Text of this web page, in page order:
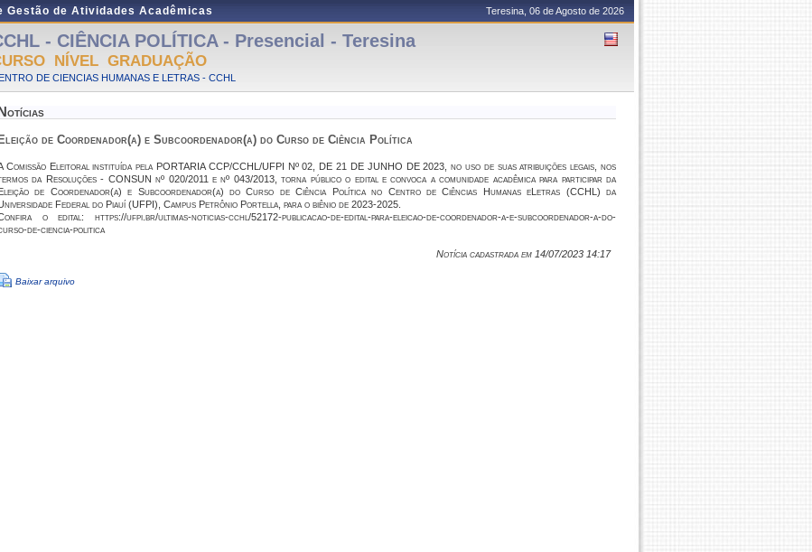
Gestão de Atividades Acadêmicas Teresina, 06 de Agosto de 2026
- CIÊNCIA POLÍTICA - Presencial - Teresina
NÍVEL GRADUAÇÃO
DE CIENCIAS HUMANAS E LETRAS - CCHL
Notícias
Eleição de Coordenador(a) e Subcoordenador(a) do Curso de Ciência Política
Comissão Eleitoral instituída pela PORTARIA CCP/CCHL/UFPI Nº 02, DE 21 DE JUNHO DE 2023, no uso de suas atribuições legais, nos
da Resoluções - CONSUN nº 020/2011 e nº 043/2013, torna público o edital e convoca a comunidade acadêmica para participar da
de Coordenador(a) e Subcoordenador(a) do Curso de Ciência Política no Centro de Ciências Humanas eLetras (CCHL) da
Federal do Piauí (UFPI), Campus Petrônio Portella, para o biênio de 2023-2025.
o edital: https://ufpi.br/ultimas-noticias-cchl/52172-publicacao-de-edital-para-eleicao-de-coordenador-a-e-subcoordenador-a-do-
de-ciencia-politica
Notícia cadastrada em 14/07/2023 14:17
Baixar arquivo